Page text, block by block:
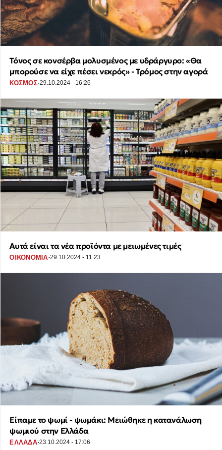
Τόνος σε κονσέρβα μολυσμένος με υδράργυρο: «Θα
μπορούσε να είχε πέσει νεκρός» - Τρόμος στην αγορά
ΚΟΣΜΟΣ·29.10.2024 - 16:26
Αυτά είναι τα νέα προϊόντα με μειωμένες τιμές
ΟΙΚΟΝΟΜΙΑ·29.10.2024 - 11:23
Είπαμε το ψωμί - ψωμάκι: Μειώθηκε η κατανάλωση
ψωμιού στην Ελλάδα
ΕΛΛΑΔΑ·23.10.2024 - 17:06